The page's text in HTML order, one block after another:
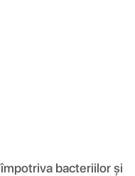
bacteriilor și